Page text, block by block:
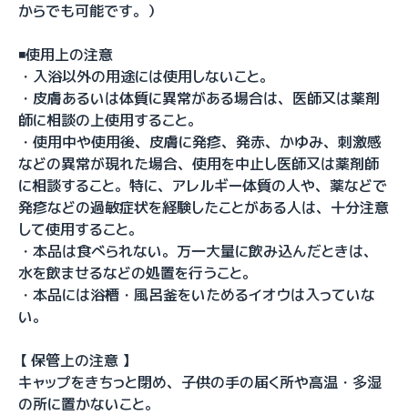
からでも可能です。）
◾️使用上の注意
・入浴以外の用途には使用しないこと。
・皮膚あるいは体質に異常がある場合は、医師又は薬剤
師に相談の上使用すること。
・使用中や使用後、皮膚に発疹、発赤、かゆみ、刺激感
などの異常が現れた場合、使用を中止し医師又は薬剤師
に相談すること。特に、アレルギー体質の人や、薬などで
発疹などの過敏症状を経験したことがある人は、十分注意
して使用すること。
・本品は食べられない。万一大量に飲み込んだときは、
水を飲ませるなどの処置を行うこと。
・本品には浴槽・風呂釜をいためるイオウは入っていな
い。
【 保管上の注意 】
キャップをきちっと閉め、子供の手の届く所や高温・多湿
の所に置かないこと。